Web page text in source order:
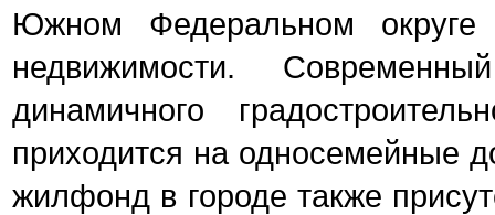
Южном Федеральном
недвижимости.
динамичного
приходится на односемейные
жилфонд в городе также